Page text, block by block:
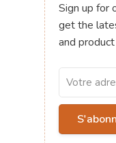
Sign up for
get the
and